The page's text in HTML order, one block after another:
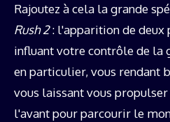
Rajoutez à cela la grande
Rush 2: l'apparition de deux
influant votre contrôle de la
en particulier, vous rendant
vous laissant vous
l'avant pour parcourir le